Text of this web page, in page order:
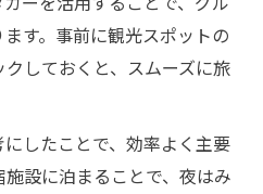
す。事前に観光スポットの
しておくと、スムーズに旅
にしたことで、効率よく主要
設に泊まることで、夜はみ